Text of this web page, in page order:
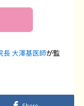
長 大澤基医師が監